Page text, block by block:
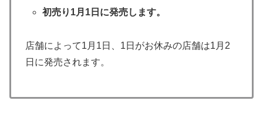
初売り1月1日に発売します。
店舗によって1月1日、1日がお休みの店舗は1月2
日に発売されます。